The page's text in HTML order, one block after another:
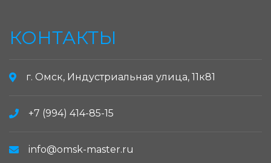
КОНТАКТЫ
г. Омск, Индустриальная улица, 11к81
+7 (994) 414-85-15
info@omsk-master.ru